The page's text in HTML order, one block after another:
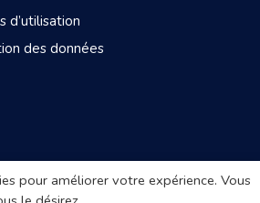
d’utilisation
des données
Rhône-Alpes. Site réalisé par
pour améliorer votre expérience. Vous